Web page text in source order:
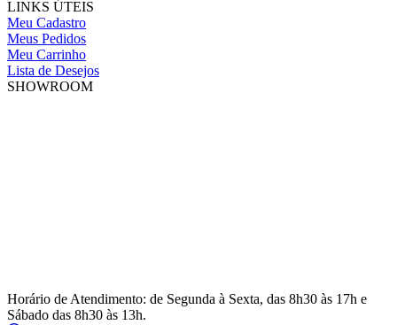
LINKS ÚTEIS
Meu Cadastro
Meus Pedidos
Meu Carrinho
Lista de Desejos
SHOWROOM
Horário de Atendimento: de Segunda à Sexta, das 8h30 às 17h e
Sábado das 8h30 às 13h.